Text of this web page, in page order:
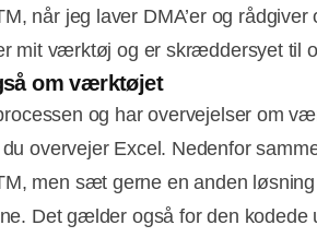
når jeg laver DMA’er og rådgiver
mit værktøj og er skræddersyet til
om værktøjet
og har overvejelser om
overvejer Excel. Nedenfor
men sæt gerne en anden
Det gælder også for den kodede